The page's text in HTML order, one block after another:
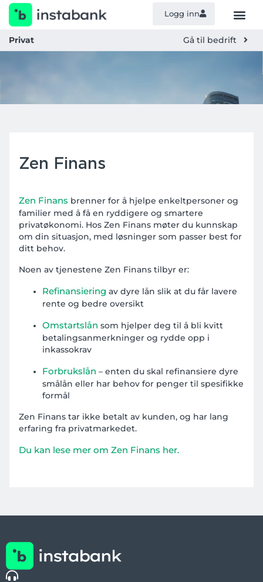
Logg inn
Privat Gå til bedrift
Zen Finans
Zen Finans brenner for å hjelpe enkeltpersoner og
familier med å få en ryddigere og smartere
privatøkonomi. Hos Zen Finans møter du kunnskap
om din situasjon, med løsninger som passer best for
ditt behov.
Noen av tjenestene Zen Finans tilbyr er:
Refinansiering av dyre lån slik at du får lavere
rente og bedre oversikt
Omstartslån som hjelper deg til å bli kvitt
betalingsanmerkninger og rydde opp i
inkassokrav
Forbrukslån – enten du skal refinansiere dyre
smålån eller har behov for penger til spesifikke
formål
Zen Finans tar ikke betalt av kunden, og har lang
erfaring fra privatmarkedet.
Du kan lese mer om Zen Finans her.